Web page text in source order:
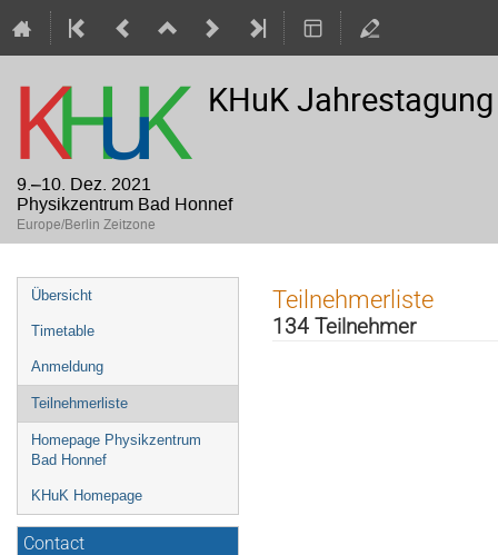
KHuK
9.–10. Dez. 2021
Physikzentrum Bad Honnef
Europe/Berlin Zeitzone
Veranstaltungsmenü
Übersicht
Timetable
Anmeldung
Teilnehmerliste
Homepage Physikzentrum
Bad Honnef
KHuK Homepage
Contact
Teilnehmerliste
134 Teilnehmer